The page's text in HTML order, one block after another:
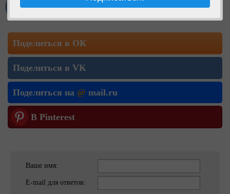
Мне нравится
Поделиться в ОК
Поделиться в VK
Поделиться на @ mail.ru
В Pinterest
Ваше имя:
E-mail для ответов: